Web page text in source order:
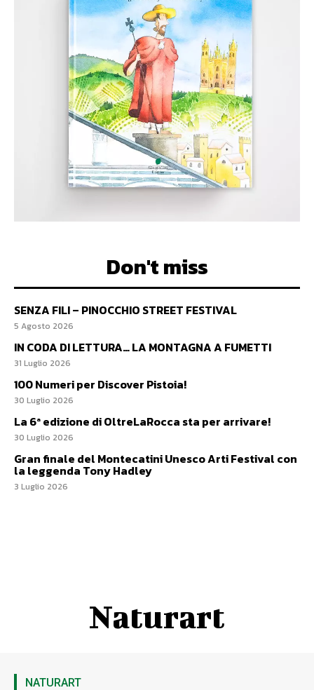
Don't miss
SENZA FILI – PINOCCHIO STREET FESTIVAL
5 Agosto 2026
IN CODA DI LETTURA… LA MONTAGNA A FUMETTI
31 Luglio 2026
100 Numeri per Discover Pistoia!
30 Luglio 2026
La 6ª edizione di OltreLaRocca sta per arrivare!
30 Luglio 2026
Gran finale del Montecatini Unesco Arti Festival con
la leggenda Tony Hadley
3 Luglio 2026
Naturart
NATURART